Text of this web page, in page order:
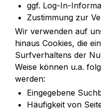
ggf. Log-In-
Zustimmung zur
Wir verwenden auf
hinaus Cookies, die
Surfverhaltens der
Weise können u.a.
werden:
Eingegebene
Häufigkeit von